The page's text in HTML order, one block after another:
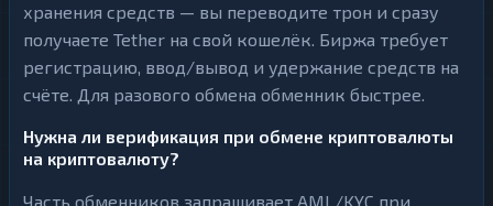
хранения средств — вы переводите трон и сразу
получаете Tether на свой кошелёк. Биржа требует
регистрацию, ввод/вывод и удержание средств на
счёте. Для разового обмена обменник быстрее.
Нужна ли верификация при обмене криптовалюты
на криптовалюту?
Часть обменников запрашивает AML/KYC при